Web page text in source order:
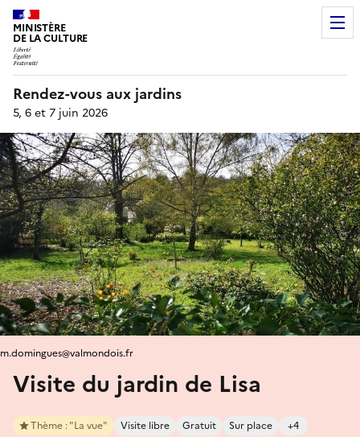
MINISTÈRE
DE LA CULTURE
Rendez-vous aux jardins
5, 6 et 7 juin 2026
Visite du jardin de Lisa
Thème : "La vue" Visite libre Gratuit Sur place +4
m.domingues@valmondois.fr